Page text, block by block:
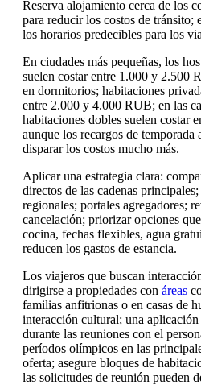
Reserva alojamiento cerca de los
para reducir los costos de tránsito;
los horarios predecibles para los
En ciudades más pequeñas, los
suelen costar entre 1.000 y 2.500
en dormitorios; habitaciones
entre 2.000 y 4.000 RUB; en las
habitaciones dobles suelen costar
aunque los recargos de temporada
disparar los costos mucho más.
Aplicar una estrategia clara:
directos de las cadenas
regionales; portales agregadores;
cancelación; priorizar opciones
cocina, fechas flexibles, agua
reducen los gastos de estancia.
Los viajeros que buscan
dirigirse a propiedades con áreas
familias anfitrionas o en casas de
interacción cultural; una
durante las reuniones con el
períodos olímpicos en las
oferta; asegure bloques de
las solicitudes de reunión pueden